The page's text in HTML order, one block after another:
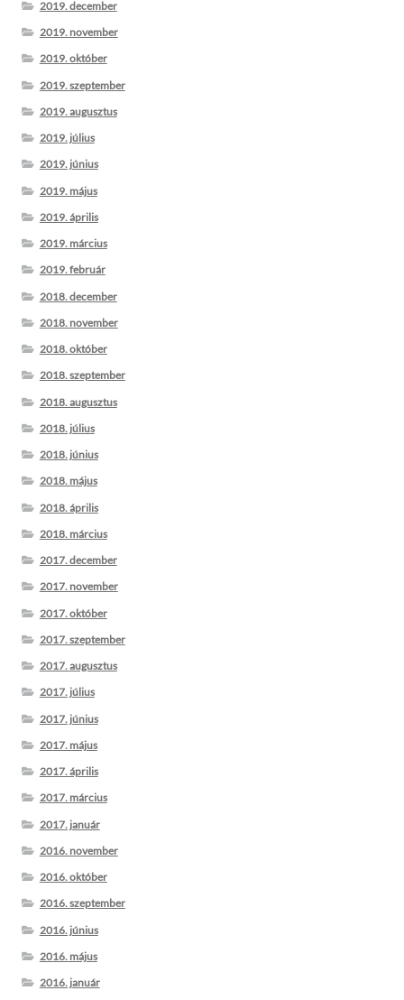
2019. december
2019. november
2019. október
2019. szeptember
2019. augusztus
2019. július
2019. június
2019. május
2019. április
2019. március
2019. február
2018. december
2018. november
2018. október
2018. szeptember
2018. augusztus
2018. július
2018. június
2018. május
2018. április
2018. március
2017. december
2017. november
2017. október
2017. szeptember
2017. augusztus
2017. július
2017. június
2017. május
2017. április
2017. március
2017. január
2016. november
2016. október
2016. szeptember
2016. június
2016. május
2016. január